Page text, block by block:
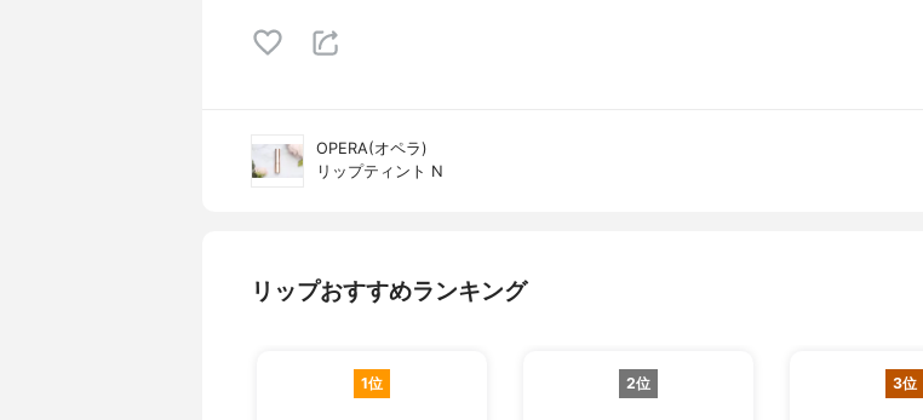
OPERA(オペラ)
リップティント N
リップおすすめランキング
1位 2位 3位